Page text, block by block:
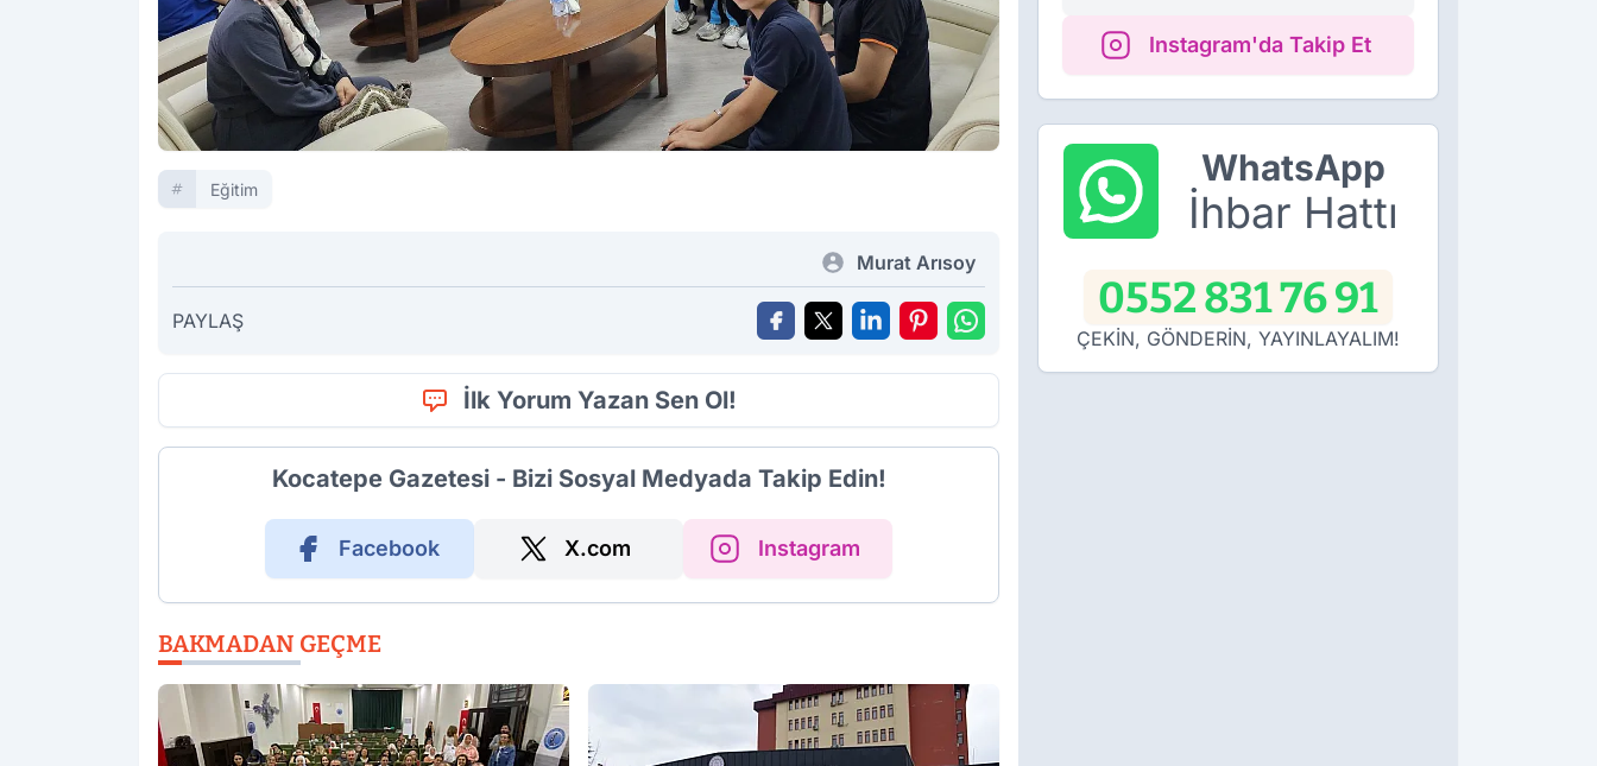
Eğitim
Murat Arısoy
PAYLAŞ
İlk Yorum Yazan Sen Ol!
Kocatepe Gazetesi - Bizi Sosyal Medyada Takip Edin!
Facebook X.com Instagram
BAKMADAN GEÇME
Instagram'da Takip Et
WhatsApp
İhbar Hattı
0552 831 76 91
ÇEKİN, GÖNDERİN, YAYINLAYALIM!